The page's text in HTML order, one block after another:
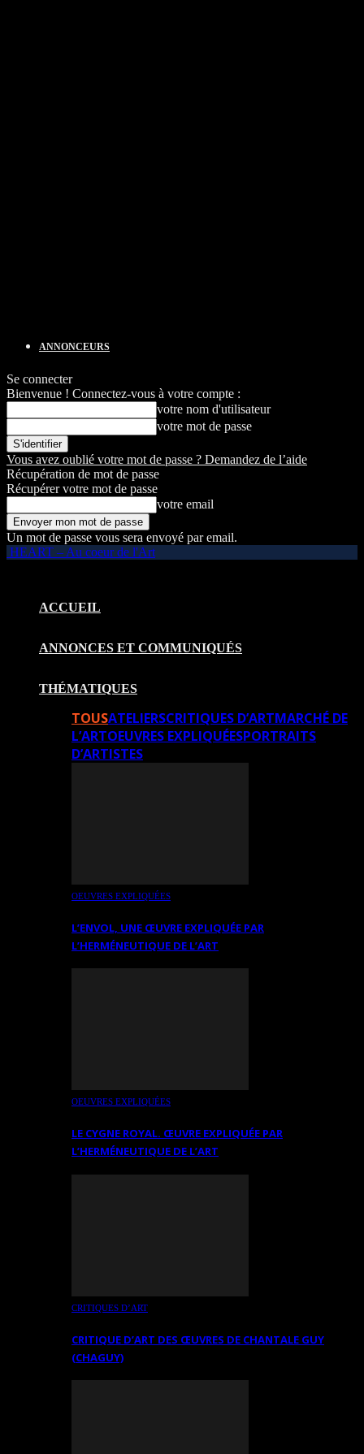
ANNONCEURS
Se connecter
Bienvenue ! Connectez-vous à votre compte :
votre nom d'utilisateur
votre mot de passe
Vous avez oublié votre mot de passe ? Demandez de l’aide
Récupération de mot de passe
Récupérer votre mot de passe
votre email
Un mot de passe vous sera envoyé par email.
HEART – Au coeur de l'Art
ACCUEIL
ANNONCES ET COMMUNIQUÉS
THÉMATIQUES
TOUSATELIERSCRITIQUES D’ARTMARCHÉ DE
L’ARTOEUVRES EXPLIQUÉESPORTRAITS
D’ARTISTES
OEUVRES EXPLIQUÉES
L’ENVOL, UNE ŒUVRE EXPLIQUÉE PAR
L’HERMÉNEUTIQUE DE L’ART
OEUVRES EXPLIQUÉES
LE CYGNE ROYAL. ŒUVRE EXPLIQUÉE PAR
L’HERMÉNEUTIQUE DE L’ART
CRITIQUES D’ART
CRITIQUE D’ART DES ŒUVRES DE CHANTALE GUY
(CHAGUY)